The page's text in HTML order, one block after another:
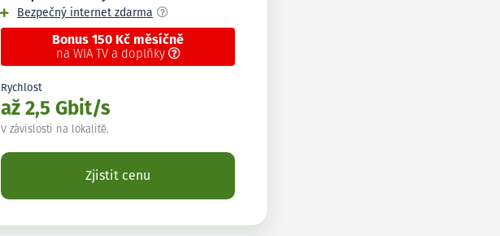
Bezpečný internet zdarma
Bonus 150 Kč měsíčně
na WIA TV a doplňky
Rychlost
až 2,5 Gbit/s
V závislosti na lokalitě.
Zjistit cenu